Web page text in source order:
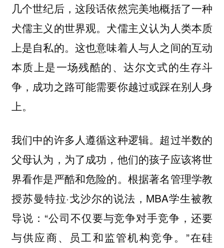
几个世纪后，这段话依然完美地概括了一种
犬儒主义的世界观。犬儒主义认为人类本质
上是自私的。这也意味着人与人之间的互动
本质上是一场残酷的、达尔文式的生存斗
争，成功之路可能需要你越过或踩在别人身
上。
我们中的许多人遵循这种逻辑。超过半数的
父母认为，为了成功，他们的孩子应该将世
界看作是严酷和危险的。根据著名管理学教
授苏曼特拉·戈沙尔的说法，MBA学生被教
导说：“公司不仅要与竞争对手竞争，还要
与供应商、员工和监管机构竞争。”在硅